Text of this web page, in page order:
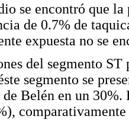
se encontró que
de 0.7% de
expuesta no se
del segmento
segmento se
Belén en un